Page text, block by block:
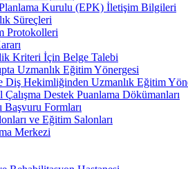
Kurulu (EPK) İletişim Bilgileri
Süreçleri
Protokolleri
Kriteri İçin Belge Talebi
Uzmanlık Eğitim Yönergesi
Diş Hekimliğinden Uzmanlık Eğitim
Çalışma Destek Puanlama Dökümanları
Formları
ve Eğitim Salonları
Merkezi